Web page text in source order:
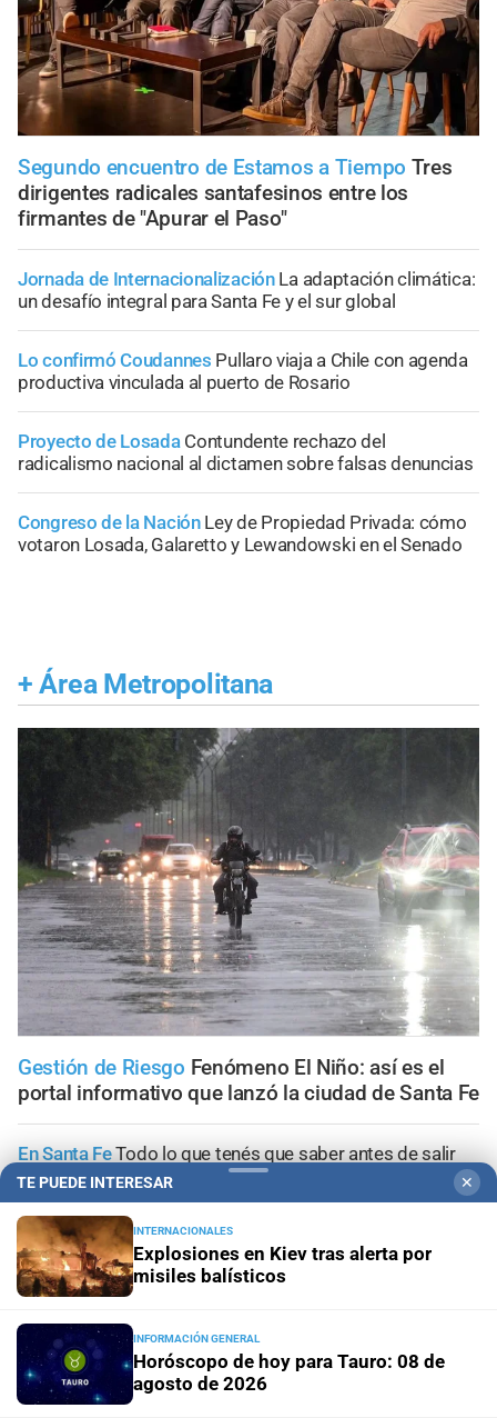
Segundo encuentro de Estamos a Tiempo Tres
dirigentes radicales santafesinos entre los
firmantes de "Apurar el Paso"
Jornada de Internacionalización La adaptación climática:
un desafío integral para Santa Fe y el sur global
Lo confirmó Coudannes Pullaro viaja a Chile con agenda
productiva vinculada al puerto de Rosario
Proyecto de Losada Contundente rechazo del
radicalismo nacional al dictamen sobre falsas denuncias
Congreso de la Nación Ley de Propiedad Privada: cómo
votaron Losada, Galaretto y Lewandowski en el Senado
+ Área Metropolitana
Gestión de Riesgo Fenómeno El Niño: así es el
portal informativo que lanzó la ciudad de Santa Fe
En Santa FeTodo lo que tenés que saber antes de salir
de casa en Santa Fe este viernes 7 de agosto
Viernes 7 de agosto de 2026
de Santa Fe; la información minuto a minuto
70 colectivos y el 40% del servicio ya se presta con
unidades modernizadas
TE PUEDE INTERESAR ✕
INTERNACIONALES
Explosiones en Kiev tras alerta por
misiles balísticos
INFORMACIÓN GENERAL
Horóscopo de hoy para Tauro: 08 de
agosto de 2026